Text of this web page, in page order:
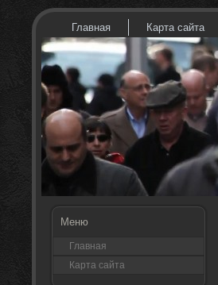
Главная Карта сайта
Меню
Главная
Карта сайта